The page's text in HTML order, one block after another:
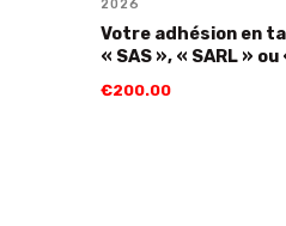
2026
Votre adhésion en
« SAS », « SARL »
€200.00